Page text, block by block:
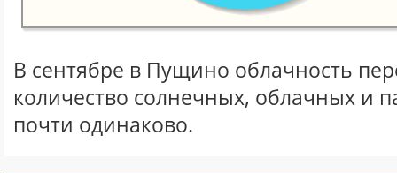
В сентябре в Пущино облачность
количество солнечных, облачных и
почти одинаково.